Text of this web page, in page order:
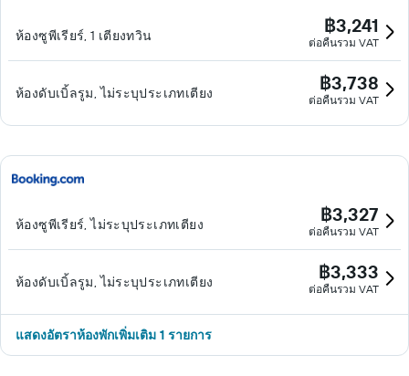
ห้องซูพีเรียร์, 1 เตียงทวิน ฿3,241
ต่อคืนรวม VAT
ห้องดับเบิ้ลรูม, ไม่ระบุประเภทเตียง ฿3,738
ต่อคืนรวม VAT
ห้องซูพีเรียร์, ไม่ระบุประเภทเตียง ฿3,327
ต่อคืนรวม VAT
ห้องดับเบิ้ลรูม, ไม่ระบุประเภทเตียง ฿3,333
ต่อคืนรวม VAT
แสดงอัตราห้องพักเพิ่มเติม 1 รายการ